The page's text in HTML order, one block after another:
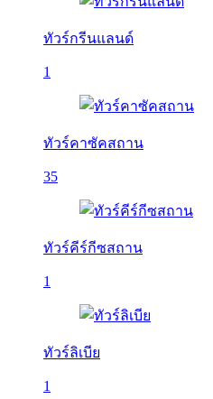
ทัวร์กรีนแลนด์
1
ทัวร์คาซัคสถาน
35
ทัวร์คีร์กีซสถาน
1
ทัวร์ลิเบีย
1